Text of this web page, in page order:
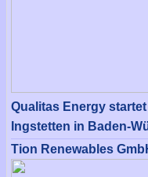
Qualitas Energy
Ingstetten in Baden-
Tion Renewables